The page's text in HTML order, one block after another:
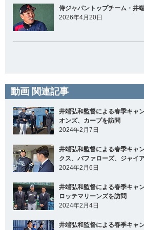
侍ジャパントップチーム・井
2026年4月20日
動画 関連記事
井端弘和監督による春季キャ
オンズ、カープを訪問
2024年2月7日
井端弘和監督による春季キャ
クス、バファローズ、ジャイ
2024年2月6日
井端弘和監督による春季キャ
ロッテマリーンズを訪問
2024年2月4日
井端弘和監督による春季キャ